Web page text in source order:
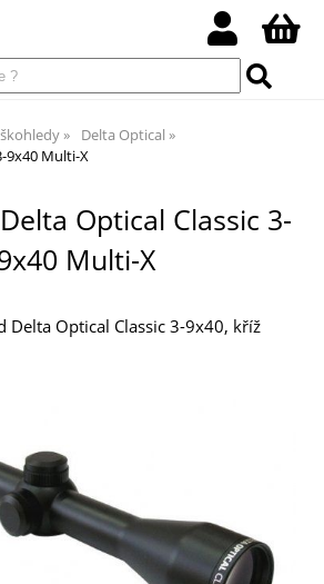
Delta Optical
9x40 Multi-X
Optical Classic 3-
Multi-X
Delta Optical Classic 3-9x40, kříž